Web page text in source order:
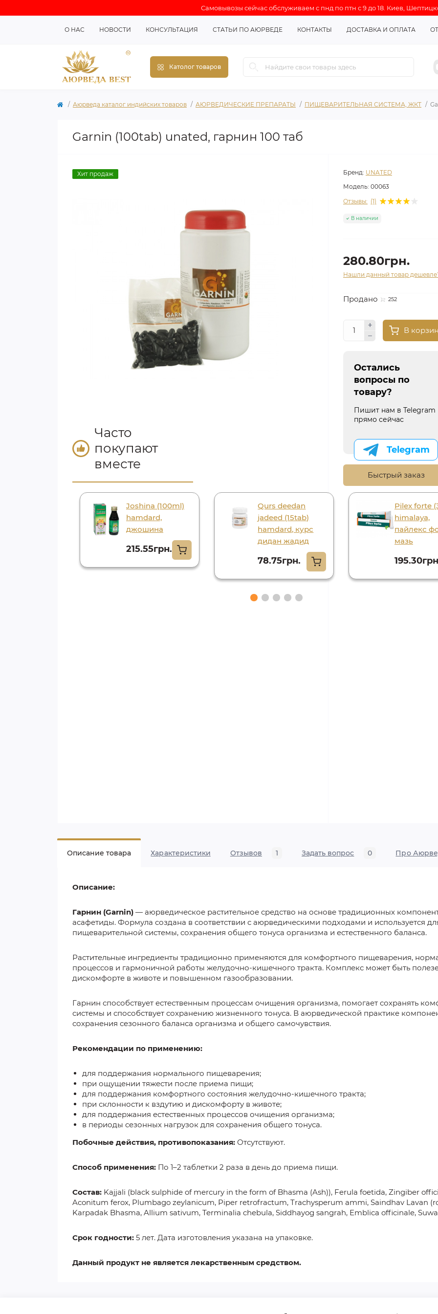
Самовывозы сейчас обслуживаем с пнд по птн с 9 до 18. Киев,
О НАС НОВОСТИ КОНСУЛЬТАЦИЯ СТАТЬИ ПО АЮРВЕДЕ КОНТАКТЫ ДОСТАВКА И ОПЛАТА
Католог товаров
Аюрведа каталог индийских товаров АЮРВЕДИЧЕСКИЕ ПРЕПАРАТЫ ПИЩЕВАРИТЕЛЬНАЯ СИСТЕМА, ЖКТ
Garnin (100tab) unated, гарнин 100 таб
Хит продаж
Часто
покупают
вместе
Joshina (100ml)
hamdard,
джошина
215.55грн.
Qurs deedan
jadeed (15tab)
hamdard, курс
дидан жадид
78.75грн.
Pilex forte
himalaya,
пайлекс
мазь
Бренд: UNATED
Модель: 00063
Отзывы: (1)
В наличии
280.80грн.
Нашли данный товар
Продано 252
В
Остались
вопросы по
товару?
Пишит нам в Telegram
прямо сейчас
Telegram
Быстрый заказ
Описание товара Характеристики Отзывов 1 Задать вопрос 0 Про
Описание:
Гарнин (Garnin) — аюрведическое растительное средство на основе традиционных
асафетиды. Формула создана в соответствии с аюрведическими подходами и используется
пищеварительной системы, сохранения общего тонуса организма и естественного баланса.
Растительные ингредиенты традиционно применяются для комфортного пищеварения,
процессов и гармоничной работы желудочно-кишечного тракта. Комплекс может быть
дискомфорте в животе и повышенном газообразовании.
Гарнин способствует естественным процессам очищения организма, помогает сохранять
системы и способствует сохранению жизненного тонуса. В аюрведической практике
сохранения сезонного баланса организма и общего самочувствия.
Рекомендации по применению:
для поддержания нормального пищеварения;
при ощущении тяжести после приема пищи;
для поддержания комфортного состояния желудочно-кишечного тракта;
при склонности к вздутию и дискомфорту в животе;
для поддержания естественных процессов очищения организма;
в периоды сезонных нагрузок для сохранения общего тонуса.
Побочные действия, противопоказания: Отсутствуют.
Способ применения: По 1–2 таблетки 2 раза в день до приема пищи.
Состав: Kajjali (black sulphide of mercury in the form of Bhasma (Ash)), Ferula foetida, Zingiber
Aconitum ferox, Plumbago zeylanicum, Piper retrofractum, Trachysperum ammi, Saindhav Lavan
Karpadak Bhasma, Allium sativum, Terminalia chebula, Siddhayog sangrah, Emblica officinale,
Срок годности: 5 лет. Дата изготовления указана на упаковке.
Данный продукт не является лекарственным средством.